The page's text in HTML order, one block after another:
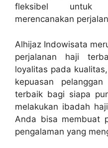
fleksibel untuk
merencanakan
Alhijaz Indowisata
perjalanan haji
loyalitas pada
kepuasan
terbaik bagi siapa
melakukan ibadah
Anda bisa membuat
pengalaman yang